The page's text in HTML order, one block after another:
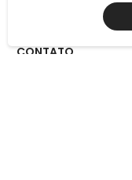
CONTATO